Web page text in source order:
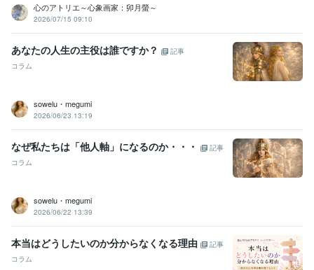
心のアトリエ～心象画家：卯月螢～
2026/07/15 09:10
あなたの人生の主役は誰ですか？
記事
コラム
sowelu・megumi
2026/06/23 13:19
なぜ私たちは「他人軸」になるのか・・・
記事
コラム
sowelu・megumi
2026/06/22 13:39
本当はどうしたいのか分からなくなる理由
記事
コラム